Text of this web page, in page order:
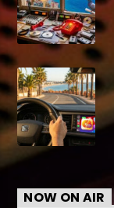
NOW ON AIR